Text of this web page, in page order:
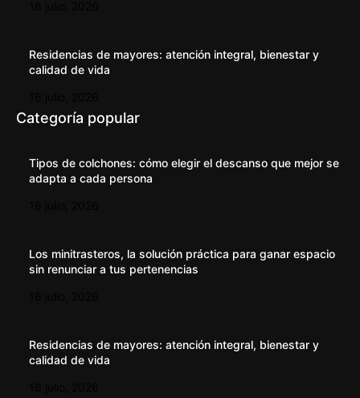
Residencias de mayores: atención integral, bienestar y
calidad de vida
Categoría popular
Tipos de colchones: cómo elegir el descanso que mejor se
adapta a cada persona
Los minitrasteros, la solución práctica para ganar espacio
sin renunciar a tus pertenencias
Residencias de mayores: atención integral, bienestar y
calidad de vida